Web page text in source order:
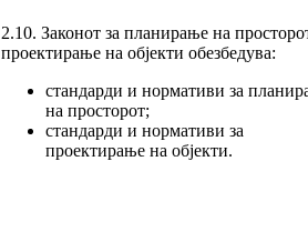
2.10. Законот за планирање на
проектирање на објекти обезбедува:
стандарди и нормативи за
на просторот;
стандарди и нормативи за
проектирање на објекти.